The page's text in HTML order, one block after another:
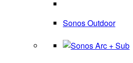
Sonos Outdoor